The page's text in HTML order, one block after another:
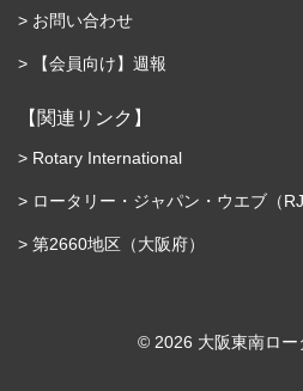
お問い合わせ
【会員向け】週報
【関連リンク】
Rotary International
ロータリー・ジャパン・ウエブ（
第2660地区（大阪府）
©︎ 2026 大阪東南ロー